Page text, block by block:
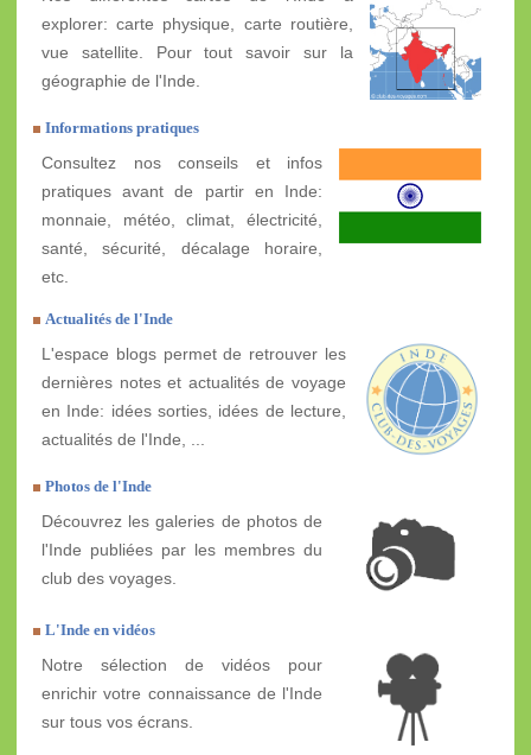
explorer: carte physique, carte routière,
vue satellite. Pour tout savoir sur la
géographie de l'Inde.
Informations pratiques
Consultez nos conseils et infos
pratiques avant de partir en Inde:
monnaie, météo, climat, électricité,
santé, sécurité, décalage horaire,
etc.
Actualités de l'Inde
L'espace blogs permet de retrouver les
dernières notes et actualités de voyage
en Inde: idées sorties, idées de lecture,
actualités de l'Inde, ...
Photos de l'Inde
Découvrez les galeries de photos de
l'Inde publiées par les membres du
club des voyages.
L'Inde en vidéos
Notre sélection de vidéos pour
enrichir votre connaissance de l'Inde
sur tous vos écrans.